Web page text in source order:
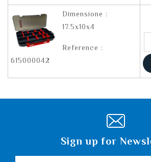
Dimensione :
17.5x10x4
Reference :
615000042
Sign up for